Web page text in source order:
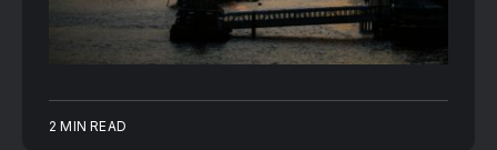
2 MIN READ